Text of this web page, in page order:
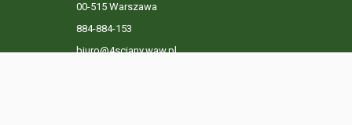
00-515 Warszawa
884-884-153
biuro@4sciany.waw.pl